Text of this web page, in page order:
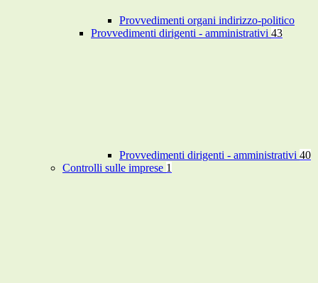
Provvedimenti organi indirizzo-politico
Provvedimenti dirigenti - amministrativi 43
Provvedimenti dirigenti - amministrativi 40
Controlli sulle imprese 1